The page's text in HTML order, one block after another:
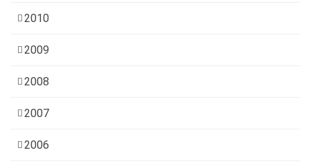
2010
2009
2008
2007
2006